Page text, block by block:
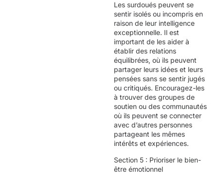
Les surdoués peuvent se
sentir isolés ou incompris en
raison de leur intelligence
exceptionnelle. Il est
important de les aider à
établir des relations
équilibrées, où ils peuvent
partager leurs idées et leurs
pensées sans se sentir jugés
ou critiqués. Encouragez-les
à trouver des groupes de
soutien ou des communautés
où ils peuvent se connecter
avec d’autres personnes
partageant les mêmes
intérêts et expériences.
Section 5 : Prioriser le bien-
être émotionnel